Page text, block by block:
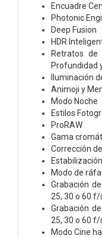
Encuadre
Photonic
Deep Fusion
HDR
Retratos
Profundidad
Iluminación
Animoji y
Modo Noche
Estilos
ProRAW
Gama
Corrección
Modo de
Grabación
25, 30 o 60 f/
Grabación
25, 30 o 60 f/
Modo Cine